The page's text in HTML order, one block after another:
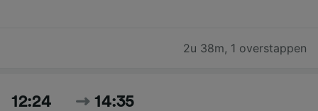
2u 38m, 1 overstappen
12:24 14:35